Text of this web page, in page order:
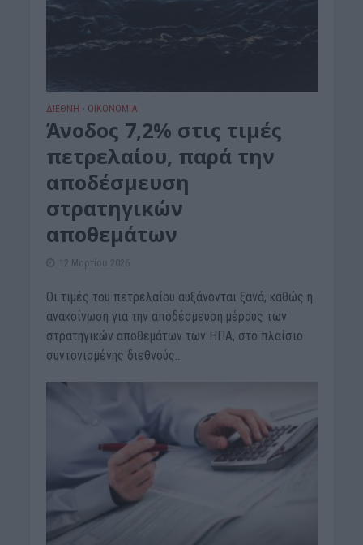
ΔΙΕΘΝΗ • ΟΙΚΟΝΟΜΙΑ
Άνοδος 7,2% στις τιμές
πετρελαίου, παρά την
αποδέσμευση
στρατηγικών
αποθεμάτων
12 Μαρτίου 2026
Οι τιμές του πετρελαίου αυξάνονται ξανά, καθώς η
ανακοίνωση για την αποδέσμευση μέρους των
στρατηγικών αποθεμάτων των ΗΠΑ, στο πλαίσιο
συντονισμένης διεθνούς...